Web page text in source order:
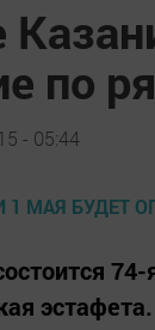
по
- 05:44
эстафета.